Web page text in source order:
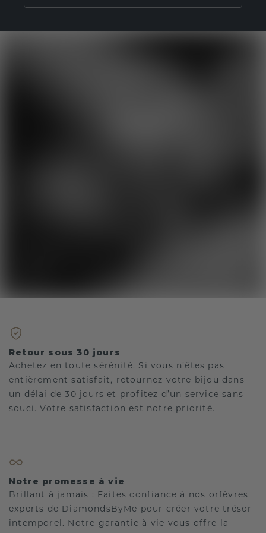
Retour sous 30 jours
Achetez en toute sérénité. Si vous n’êtes pas
entièrement satisfait, retournez votre bijou dans
un délai de 30 jours et profitez d’un service sans
souci. Votre satisfaction est notre priorité.
Notre promesse à vie
Brillant à jamais : Faites confiance à nos orfèvres
experts de DiamondsByMe pour créer votre trésor
intemporel. Notre garantie à vie vous offre la